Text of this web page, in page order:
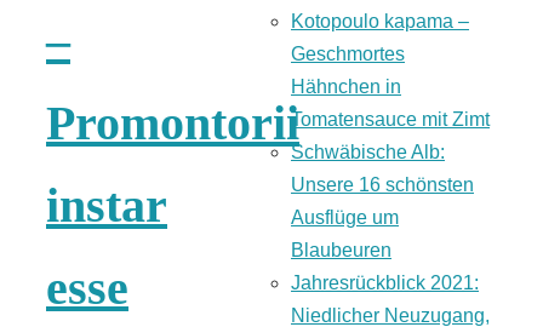
–
Promontorii
instar
esse
Kotopoulo kapama –
Geschmortes
Hähnchen in
Tomatensauce mit Zimt
Schwäbische Alb:
Unsere 16 schönsten
Ausflüge um
Blaubeuren
Jahresrückblick 2021:
Niedlicher Neuzugang,